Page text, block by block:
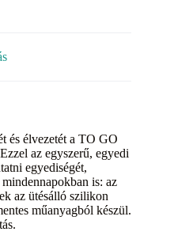
és élvezetét a TO GO
az egyszerű, egyedi
egyediségét,
is: az
az ütésálló szilikon
műanyagból készül.